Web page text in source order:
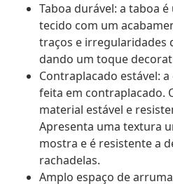
Taboa durável: a taboa
tecido com um
traços e irregularidades
dando um toque
Contraplacado estável:
feita em contraplacado.
material estável e
Apresenta uma textura
mostra e é resistente a
rachadelas.
Amplo espaço de